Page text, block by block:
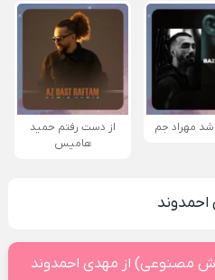
مهراد جم
از دست رفتم حمید
هامیس
مصنوعی) از مهدی احمدوند